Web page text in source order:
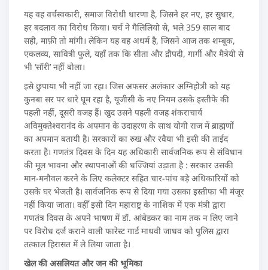
यह वह वर्चस्वकारी, समाज विरोधी धारणा है, जिसने हर नए, हर सुधार,
हर बदलाव का विरोध किया। चर्च ने गैलिलियो से, भले 359 साल बाद
सही, माफ़ी तो मांगी। लेकिन यह वह अधर्म है, जिसने आज तक शम्बूक,
एकलव्य, सावित्री फुले, यहाँ तक कि सीता और द्रौपदी, गार्गी और मैत्रेयी से
भी ‘सॉरी’ नहीं बोला।
इसे छुपाया भी नहीं जा रहा। जिस अफसर अलंकार अग्निहोत्री को यह
कुनबा सर पर धारे घूम रहा है, यूजीसी के नए नियम उसके इस्तीफे की
पहली नहीं, दूसरी वजह हैं। खुद उसने पहली वजह शंकराचार्य
अविमुक्तेश्वरानंद के अपमान के उदाहरण के साथ योगी राज में ब्राह्मणों
का अपमान बतायी है। सरकारों का रुख और रवैया भी इसी की ताईद
करता है। गणतंत्र दिवस के दिन यह अधिकारी सार्वजनिक रूप से संविधान
की मूल भावना और स्थापनाओं की धज्जियां उड़ाता है : सरकार उसकी
मान-मनौवल करने के लिए कलेक्टर सहित चार-पांच बड़े अधिकारियों को
उसके घर भेजती है। सार्वजनिक रूप से दिया गया उसका इस्तीफा भी मंजूर
नहीं किया जाता। वहीँ इसी दिन महाराष्ट्र के नाशिक में एक मंत्री द्वारा
गणतंत्र दिवस के अपने भाषण में डॉ. आंबेडकर का नाम तक न लिए जाने
पर विरोध दर्ज कराने वाली फारेस्ट गार्ड माधवी जाधव को पुलिस द्वारा
तत्काल हिरासत में ले लिया जाता है।
खेल की असलियत और जन की भूमिका